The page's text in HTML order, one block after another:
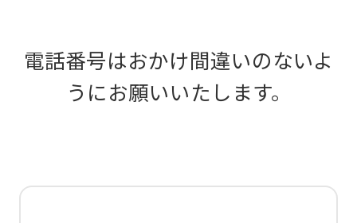
電話番号はおかけ間違いのないよ
うにお願いいたします。